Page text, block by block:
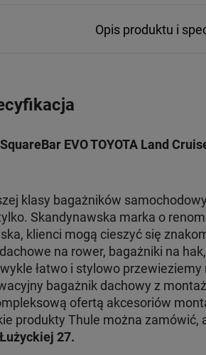
Opis produktu i
EVO TOYOTA Land
klasy bagażników
Skandynawska marka o
klienci mogą cieszyć się
na rower, bagażniki na
łatwo i stylowo
bagażnik dachowy z
ofertą akcesoriów
produkty Thule można
27.